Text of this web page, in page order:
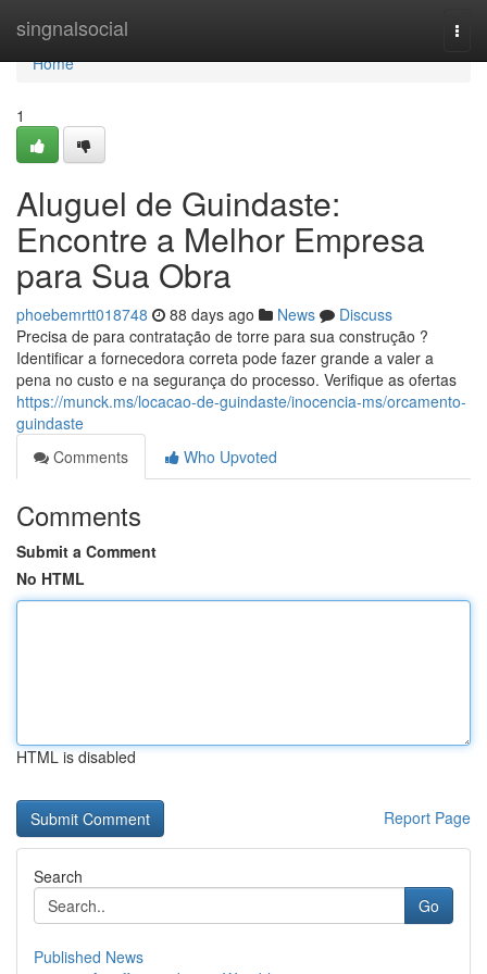
singnalsocial
Home
Home
1
Aluguel de Guindaste:
Encontre a Melhor Empresa
para Sua Obra
phoebemrtt018748 88 days ago News
Discuss
Precisa de para contratação de torre para sua construção ?
Identificar a fornecedora correta pode fazer grande a valer a
pena no custo e na segurança do processo. Verifique as ofertas
https://munck.ms/locacao-de-guindaste/inocencia-ms/orcamento-
guindaste
Comments
Who Upvoted
Comments
Submit a Comment
No HTML
HTML is disabled
Report Page
Search
Go
Published News